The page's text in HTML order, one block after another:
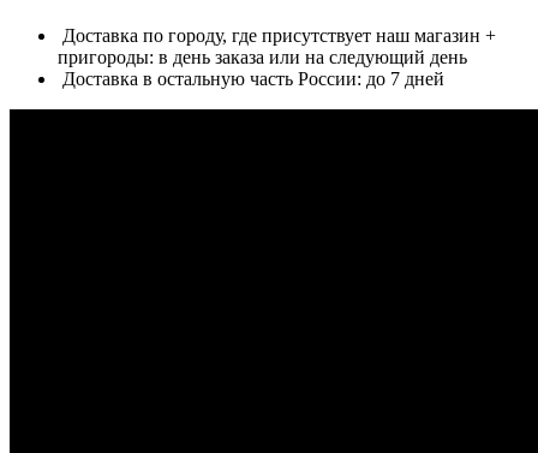
Доставка по городу, где присутствует наш магазин +
пригороды: в день заказа или на следующий день
Доставка в остальную часть России: до 7 дней